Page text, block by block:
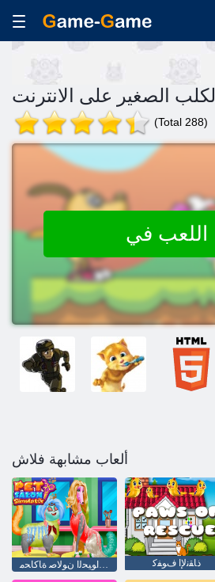
الصغير على الانترنت
(Total 288)
ألعاب مشابهة فلاش
ﺔﻔﻴﻟﻷ ﺍ ﺕﺎﻧﺍﻮﻴﺤﻟﺍ ﻥﻮﻟﺎﺻ ﺓﺎﻛﺎﺤﻣ ﺫﺎﻘﻧﻹ ﺍ ﻑﻮﻔﻛ